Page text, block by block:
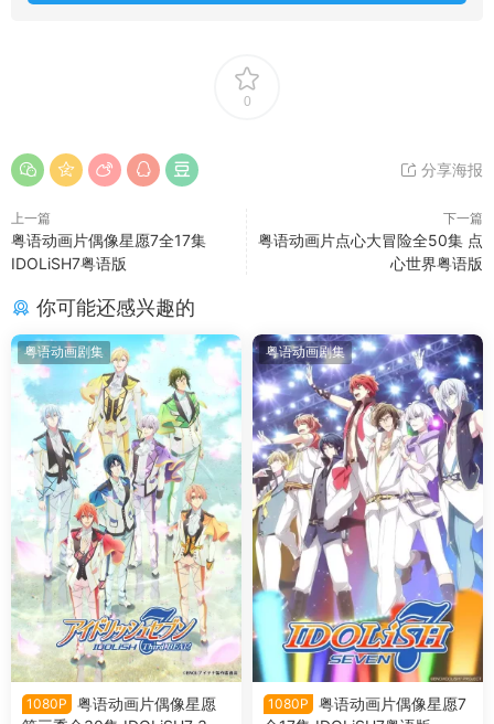
0
分享海报
上一篇
粤语动画片偶像星愿7全17集
IDOLiSH7粤语版
下一篇
粤语动画片点心大冒险全50集 点
心世界粤语版
你可能还感兴趣的
粤语动画剧集
1080P
粤语动画片偶像星愿
粤语动画剧集
1080P
粤语动画片偶像星愿7